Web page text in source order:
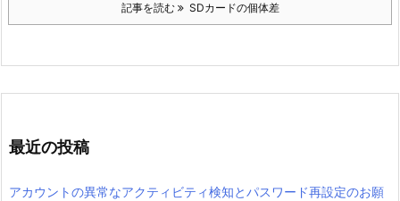
記事を読む SDカードの個体差
最近の投稿
アカウントの異常なアクティビティ検知とパスワード再設定のお願